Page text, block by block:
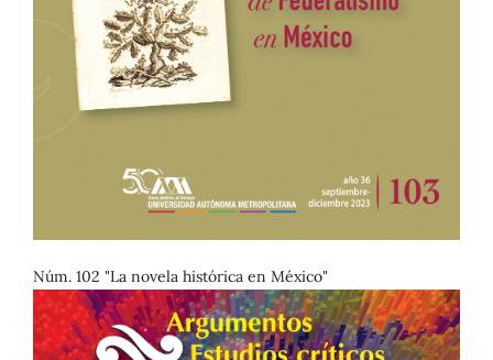
Núm. 102 "La novela histórica en México"